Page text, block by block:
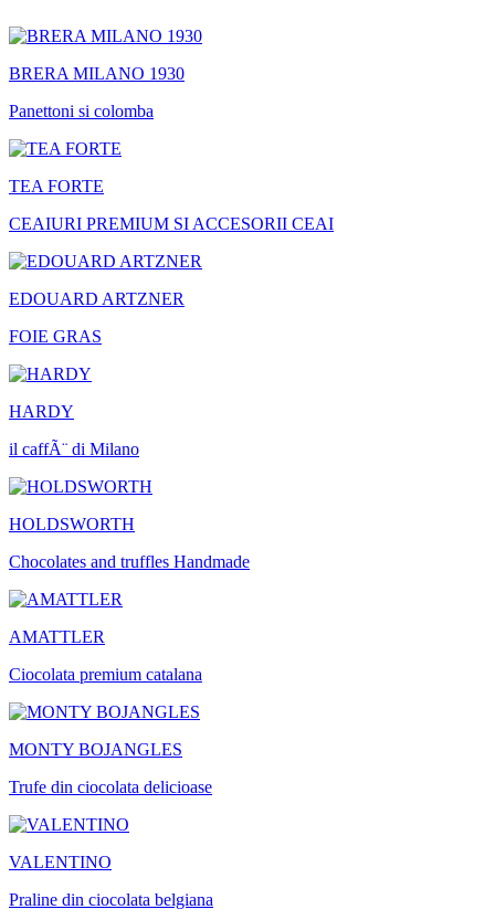
BRERA MILANO 1930
Panettoni si colomba
TEA FORTE
CEAIURI PREMIUM SI ACCESORII CEAI
EDOUARD ARTZNER
FOIE GRAS
HARDY
il caffÃ¨ di Milano
HOLDSWORTH
Chocolates and truffles Handmade
AMATTLER
Ciocolata premium catalana
MONTY BOJANGLES
Trufe din ciocolata delicioase
VALENTINO
Praline din ciocolata belgiana